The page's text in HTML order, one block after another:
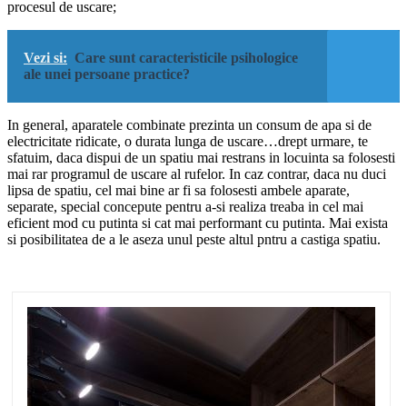
procesul de uscare;
Vezi si: Care sunt caracteristicile psihologice
ale unei persoane practice?
In general, aparatele combinate prezinta un consum de apa si de
electricitate ridicate, o durata lunga de uscare…drept urmare, te
sfatuim, daca dispui de un spatiu mai restrans in locuinta sa folosesti
mai rar programul de uscare al rufelor. In caz contrar, daca nu duci
lipsa de spatiu, cel mai bine ar fi sa folosesti ambele aparate,
separate, special concepute pentru a-si realiza treaba in cel mai
eficient mod cu putinta si cat mai performant cu putinta. Mai exista
si posibilitatea de a le aseza unul peste altul pntru a castiga spatiu.